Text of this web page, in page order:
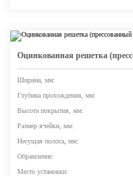
Оцинкованная решетка
Ширина, мм:
Глубина прохождения, мм:
Высота покрытия, мм:
Размер ячейки, мм:
Несущая полоса, мм:
Обрамление:
Место установки: